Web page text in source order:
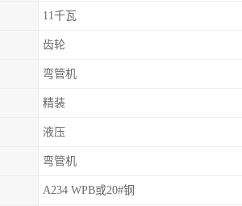
11千瓦
齿轮
弯管机
精装
液压
弯管机
A234 WPB或20#钢